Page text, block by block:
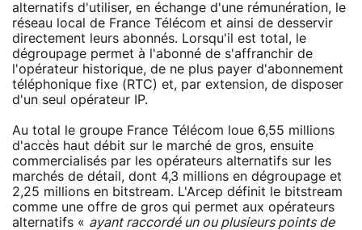
alternatifs d'utiliser, en échange d'une rémunération, le
réseau local de France Télécom et ainsi de desservir
directement leurs abonnés. Lorsqu'il est total, le
dégroupage permet à l'abonné de s'affranchir de
l'opérateur historique, de ne plus payer d'abonnement
téléphonique fixe (RTC) et, par extension, de disposer
d'un seul opérateur IP.
Au total le groupe France Télécom loue 6,55 millions
d'accès haut débit sur le marché de gros, ensuite
commercialisés par les opérateurs alternatifs sur les
marchés de détail, dont 4,3 millions en dégroupage et
2,25 millions en bitstream. L'Arcep définit le bitstream
comme une offre de gros qui permet aux opérateurs
alternatifs « ayant raccordé un ou plusieurs points de